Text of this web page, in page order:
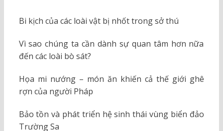
Bi kịch của các loài vật bị nhốt trong sở thú
Vì sao chúng ta cần dành sự quan tâm hơn nữa
đến các loài bò sát?
Họa mi nướng – món ăn khiến cả thế giới ghê
rợn của người Pháp
Bảo tồn và phát triển hệ sinh thái vùng biển đảo
Trường Sa